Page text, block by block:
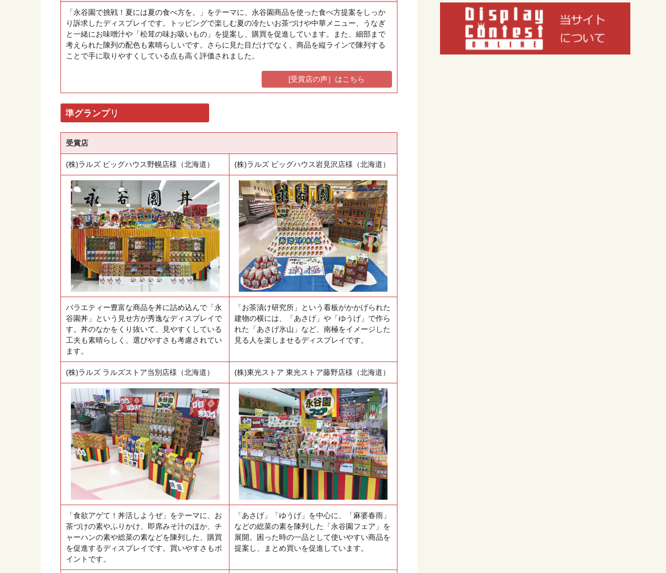
「永谷園で挑戦！夏には夏の食べ方を。」をテーマに、永谷園商品を使った食べ方提案をしっか
り訴求したディスプレイです。トッピングで楽しむ夏の冷たいお茶づけや中華メニュー、うなぎ
と一緒にお味噌汁や「松茸の味お吸いもの」を提案し、購買を促進しています。また、細部まで
考えられた陳列の配色も素晴らしいです。さらに見た目だけでなく、商品を縦ラインで陳列する
ことで手に取りやすくしている点も高く評価されました。
[受賞店の声］はこちら
準グランプリ
受賞店
(株)ラルズ ビッグハウス野幌店様（北海道） (株)ラルズ ビッグハウス岩見沢店様（北海道）
バラエティー豊富な商品を丼に詰め込んで「永
谷園丼」という見せ方が秀逸なディスプレイで
す。丼のなかをくり抜いて、見やすくしている
工夫も素晴らしく、選びやすさも考慮されてい
ます。
「お茶漬け研究所」という看板がかかげられた
建物の横には、「あさげ」や「ゆうげ」で作ら
れた「あさげ氷山」など、南極をイメージした
見る人を楽しませるディスプレイです。
(株)ラルズ ラルズストア当別店様（北海道） (株)東光ストア 東光ストア藤野店様（北海道）
「食欲アゲて！丼活しようぜ」をテーマに、お
茶づけの素やふりかけ、即席みそ汁のほか、チ
ャーハンの素や総菜の素などを陳列した、購買
を促進するディスプレイです。買いやすさもポ
イントです。
「あさげ」「ゆうげ」を中心に、「麻婆春雨」
などの総菜の素を陳列した「永谷園フェア」を
展開。困った時の一品として使いやすい商品を
提案し、まとめ買いを促進しています。